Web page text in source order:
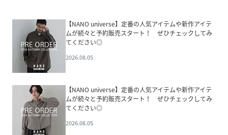
【NANO universe】定番の人気アイテムや新作アイテ
ムが続々と予約販売スタート！ ぜひチェックしてみ
てください◎
2026.08.05
【NANO universe】定番の人気アイテムや新作アイテ
ムが続々と予約販売スタート！ ぜひチェックしてみ
てください◎
2026.08.05